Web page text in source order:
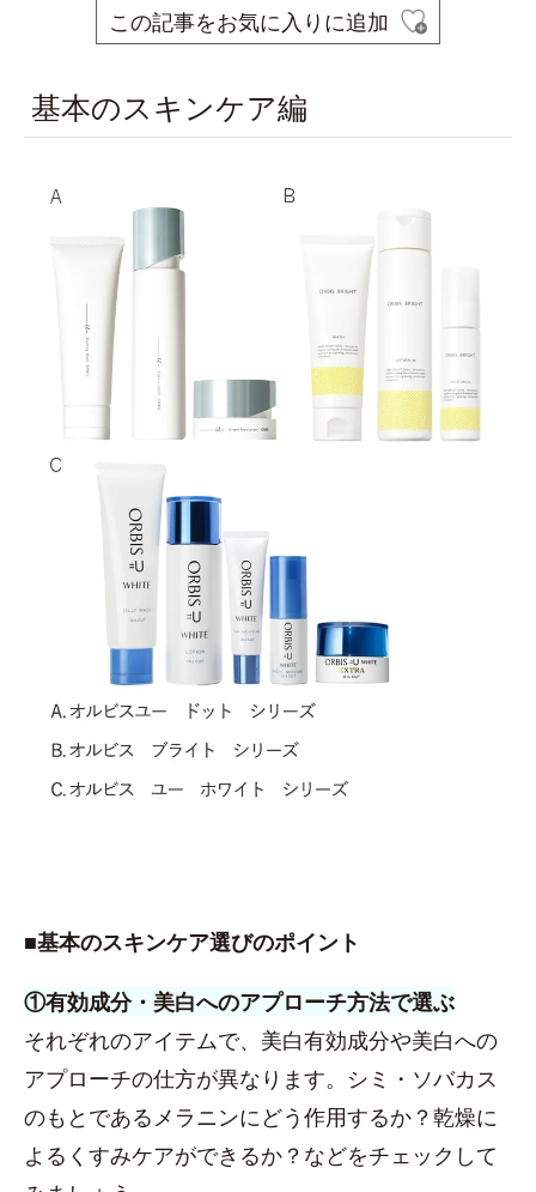
この記事をお気に入りに追加
基本のスキンケア編
■基本のスキンケア選びのポイント
①有効成分・美白へのアプローチ方法で選ぶ
それぞれのアイテムで、美白有効成分や美白への
アプローチの仕方が異なります。シミ・ソバカス
のもとであるメラニンにどう作用するか？乾燥に
よるくすみケアができるか？などをチェックして